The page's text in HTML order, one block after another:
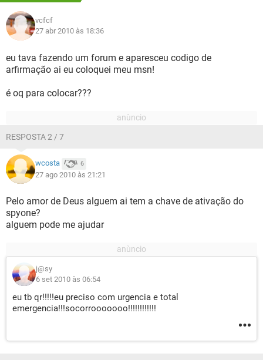
vcfcf
27 abr 2010 às 18:36
eu tava fazendo um forum e aparesceu codigo de
arfirmação ai eu coloquei meu msn!
é oq para colocar???
RESPOSTA 2 / 7
wcosta 6
27 ago 2010 às 21:21
Pelo amor de Deus alguem ai tem a chave de ativação do
spyone?
alguem pode me ajudar
j@sy
6 set 2010 às 06:54
eu tb qr!!!!!eu preciso com urgencia e total
emergencia!!!socorrooooooo!!!!!!!!!!!!